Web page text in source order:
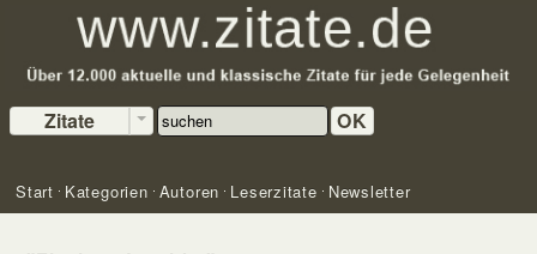
Zitate OK
Start Kategorien Autoren Leserzitate Newsletter